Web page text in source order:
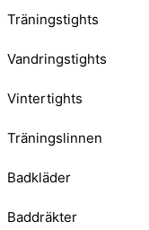
Träningstights
Vandringstights
Vintertights
Träningslinnen
Badkläder
Baddräkter